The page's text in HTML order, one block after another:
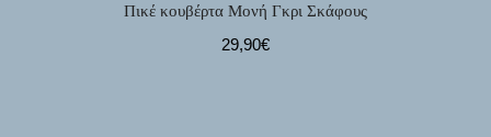
Πικέ κουβέρτα Μονή Γκρι Σκάφους
29,90€